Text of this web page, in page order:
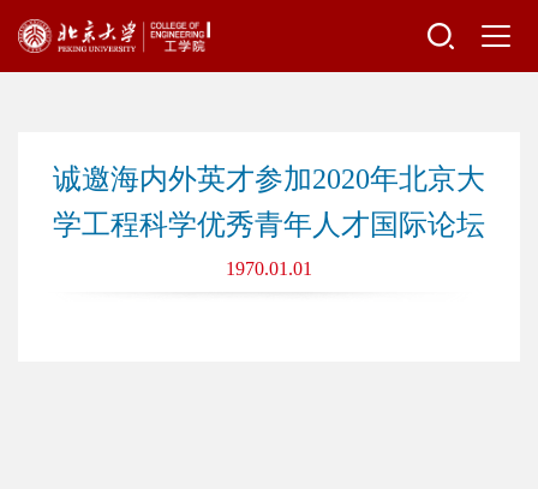
诚邀海内外英才参加2020年北京大
学工程科学优秀青年人才国际论坛
1970.01.01